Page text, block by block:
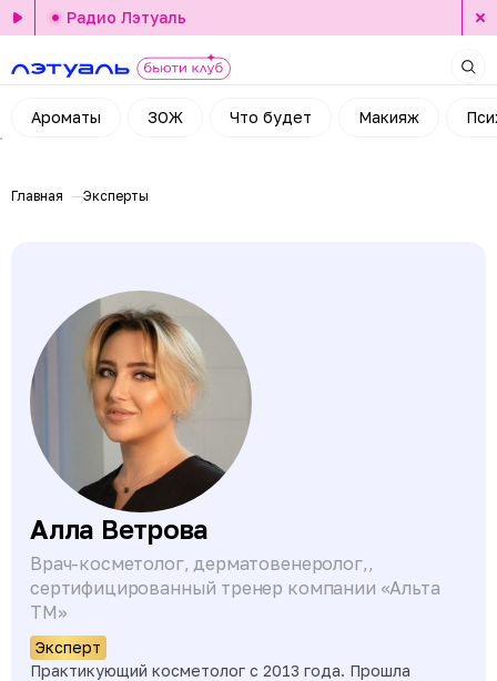
Ароматы ЗОЖ Что будет Макияж
Радио Лэтуаль
Главная Эксперты
Алла Ветрова
Врач-косметолог, дерматовенеролог,,
сертифицированный тренер компании «Альта
ТМ»
Эксперт
Практикующий косметолог с 2013 года. Прошла